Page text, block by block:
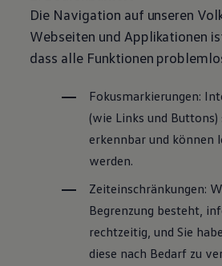
Die Navigation auf unseren
Webseiten und Applikationen
dass alle Funktionen
Fokusmarkierungen:
(wie Links und
erkennbar und können
werden.
Zeiteinschränkungen:
Begrenzung besteht,
rechtzeitig, und Sie
diese nach Bedarf zu